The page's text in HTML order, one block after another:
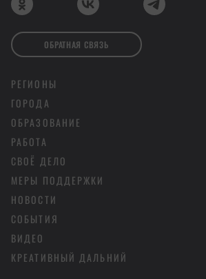
РЕГИОНЫ
ГОРОДА
ОБРАЗОВАНИЕ
РАБОТА
СВОЁ ДЕЛО
МЕРЫ ПОДДЕРЖКИ
НОВОСТИ
СОБЫТИЯ
ВИДЕО
КРЕАТИВНЫЙ ДАЛЬНИЙ
ОБРАТНАЯ СВЯЗЬ